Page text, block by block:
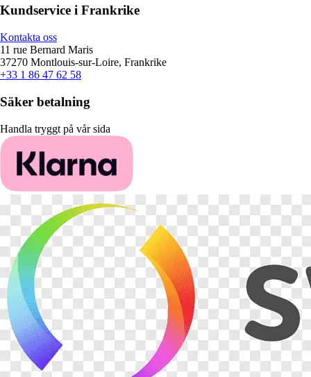
Kundservice i Frankrike
Kontakta oss
11 rue Bernard Maris
37270 Montlouis-sur-Loire, Frankrike
+33 1 86 47 62 58
Säker betalning
Handla tryggt på vår sida